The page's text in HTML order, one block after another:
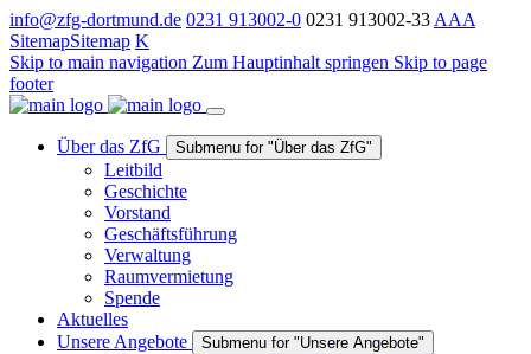
info@zfg-dortmund.de 0231 913002-0 0231 913002-33 AAA
SitemapSitemap K
Skip to main navigation Zum Hauptinhalt springen Skip to page
footer
Über das ZfG Submenu for "Über das ZfG"
Leitbild
Geschichte
Vorstand
Geschäftsführung
Verwaltung
Raumvermietung
Spende
Aktuelles
Unsere Angebote
Submenu for "Unsere Angebote"